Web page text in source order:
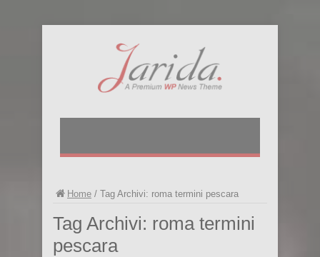
Home / Tag Archivi: roma termini pescara
Tag Archivi: roma termini
pescara